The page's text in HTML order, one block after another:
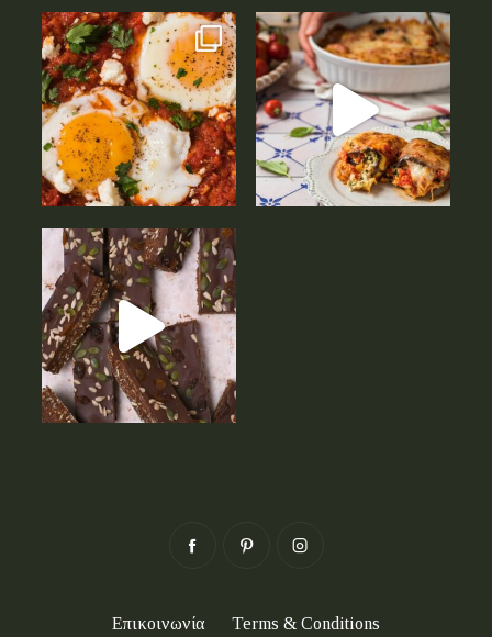
Επικοινωνία Terms & Conditions